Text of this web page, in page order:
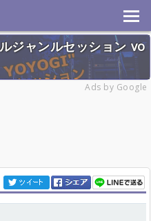
ジャンルセッション vo
Ads by Google